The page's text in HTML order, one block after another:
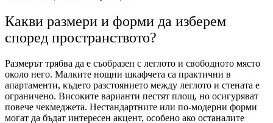
Какви размери и форми да изберем
според пространството?
Размерът трябва да е съобразен с леглото и свободното място
около него. Малките нощни шкафчета са практични в
апартаменти, където разстоянието между леглото и стената е
ограничено. Високите варианти пестят площ, но осигуряват
повече чекмеджета. Нестандартните или по-модерни форми
могат да бъдат интересен акцент, особено ако останалите